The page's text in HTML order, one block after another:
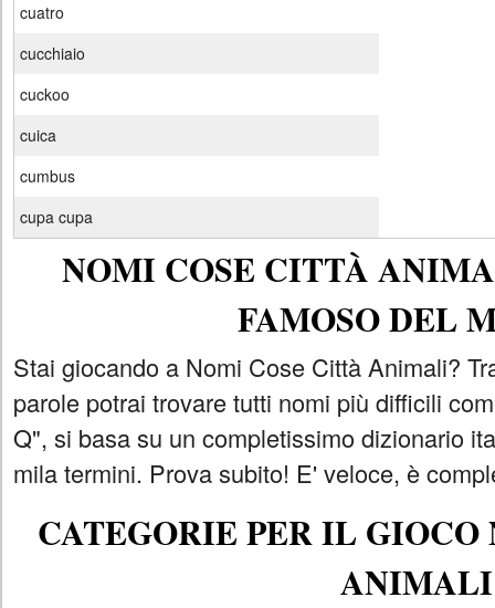
cuatro
cucchiaio
cuckoo
cuica
cumbus
cupa cupa
NOMI COSE CITTÀ
FAMOSO DEL
Stai giocando a Nomi Cose Città Animali?
parole potrai trovare tutti nomi più difficili
Q", si basa su un completissimo dizionario
mila termini. Prova subito! E' veloce, è
CATEGORIE PER IL
ANIMALI